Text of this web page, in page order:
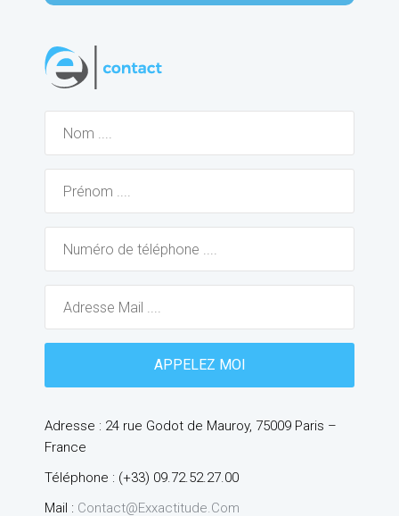
Adresse : 24 rue Godot de Mauroy, 75009 Paris –
France
Téléphone : (+33) 09.72.52.27.00
Mail : Contact@exxactitude.com